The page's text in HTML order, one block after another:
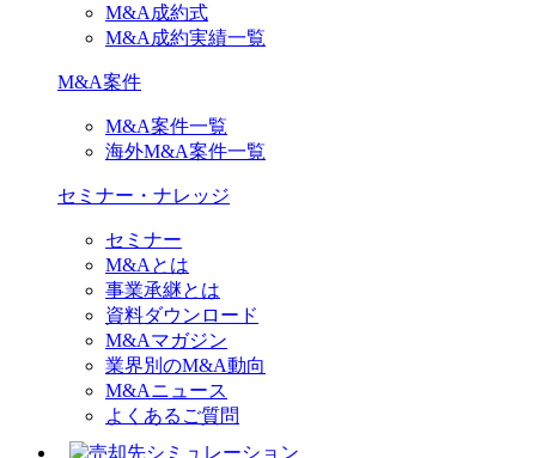
M&A成約式
M&A成約実績一覧
M&A案件
M&A案件一覧
海外M&A案件一覧
セミナー・ナレッジ
セミナー
M&Aとは
事業承継とは
資料ダウンロード
M&Aマガジン
業界別のM&A動向
M&Aニュース
よくあるご質問